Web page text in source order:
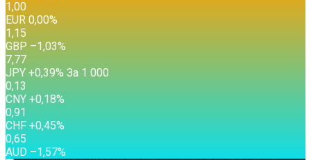
1,00
EUR 0,00%
1,15
GBP –1,03%
7,77
JPY +0,39% За 1 000
0,13
CNY +0,18%
0,91
CHF +0,45%
0,65
AUD –1,57%